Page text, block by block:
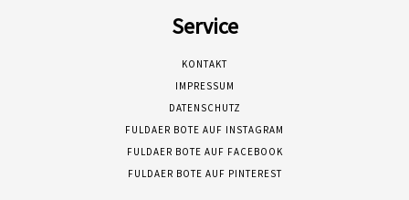
Service
KONTAKT
IMPRESSUM
DATENSCHUTZ
FULDAER BOTE AUF INSTAGRAM
FULDAER BOTE AUF FACEBOOK
FULDAER BOTE AUF PINTEREST